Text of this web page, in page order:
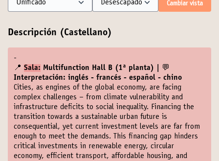
Cambiar vista
Descripción (Castellano)
-
📍 Sala: Multifunction Hall B (1ª planta) | 💬
Interpretación: inglés - francés - español - chino
Cities, as engines of the global economy, are facing
complex challenges – from climate vulnerability and
infrastructure deficits to social inequality. Financing the
transition towards a sustainable urban future is
consequential, yet current investment levels are far from
enough to meet the demands. This financing gap hinders
critical investments in renewable energy, circular
economy, efficient transport, affordable housing, and